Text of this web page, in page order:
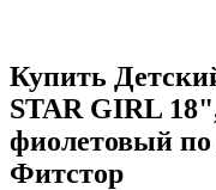
Купить
STAR GIRL
фиолетовый
Фитстор